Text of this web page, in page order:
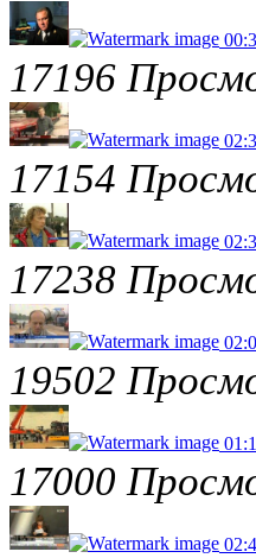
17196
17154
17238
19502
17000